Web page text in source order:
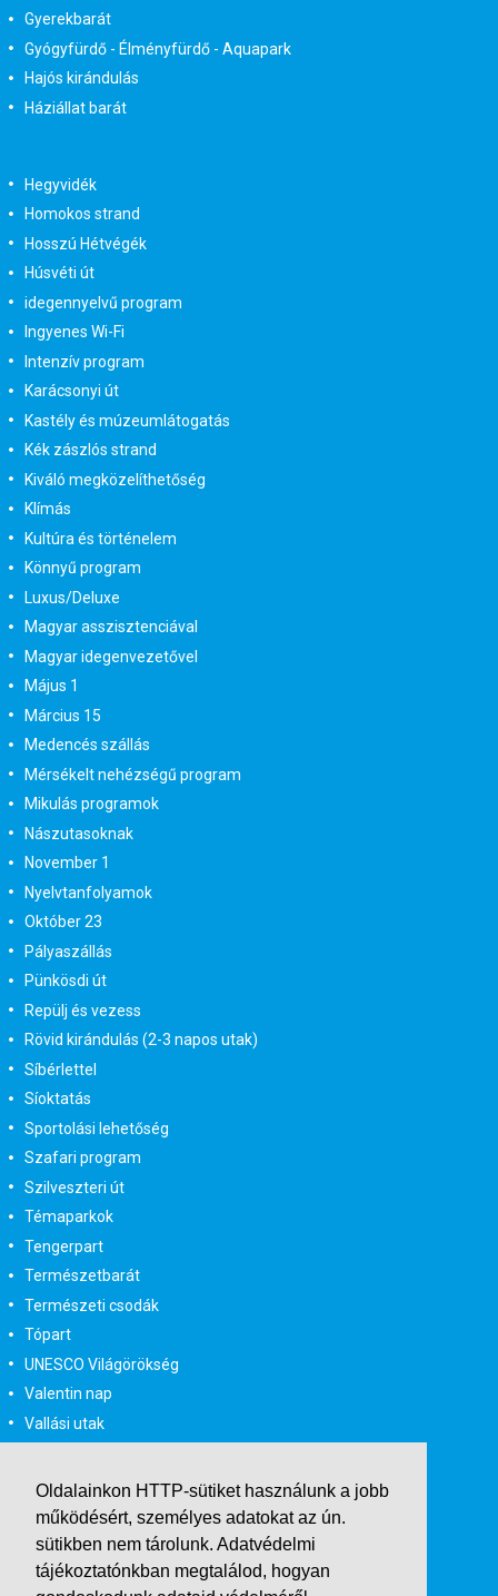
Oldalainkon HTTP-sütiket használunk a jobb
működésért, személyes adatokat az ún.
sütikben nem tárolunk. Adatvédelmi
tájékoztatónkban megtalálod, hogyan
Gyerekbarát
Gyógyfürdő - Élményfürdő - Aquapark
Hajós kirándulás
Háziállat barát
Hegyvidék
Homokos strand
Hosszú Hétvégék
Húsvéti út
idegennyelvű program
Ingyenes Wi-Fi
Intenzív program
Karácsonyi út
Kastély és múzeumlátogatás
Kék zászlós strand
Kiváló megközelíthetőség
Klímás
Kultúra és történelem
Könnyű program
Luxus/Deluxe
Magyar asszisztenciával
Magyar idegenvezetővel
Május 1
Március 15
Medencés szállás
Mérsékelt nehézségű program
Mikulás programok
Nászutasoknak
November 1
Nyelvtanfolyamok
Október 23
Pályaszállás
Pünkösdi út
Repülj és vezess
Rövid kirándulás (2-3 napos utak)
Síbérlettel
Síoktatás
Sportolási lehetőség
Szafari program
Szilveszteri út
Témaparkok
Tengerpart
Természetbarát
Természeti csodák
Tópart
UNESCO Világörökség
Valentin nap
Vallási utak
Városlátogatás egyénileg
Velencei karnevál
Vidéki felszállással
Wellness